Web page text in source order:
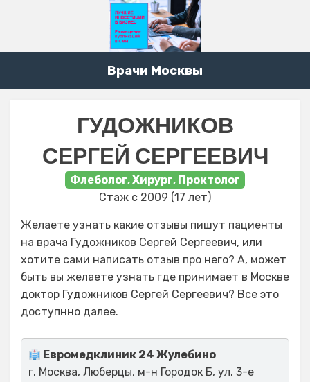
Врачи Москвы
ГУДОЖНИКОВ
СЕРГЕЙ СЕРГЕЕВИЧ
Флеболог, Хирург, Проктолог
Стаж с 2009 (17 лет)
Желаете узнать какие отзывы пишут пациенты
на врача Гудожников Сергей Сергеевич, или
хотите сами написать отзыв про него? А, может
быть вы желаете узнать где принимает в Москве
доктор Гудожников Сергей Сергеевич? Все это
доступнно далее.
Евромедклиник 24 Жулебино
г. Москва, Люберцы, м-н Городок Б, ул. 3-е